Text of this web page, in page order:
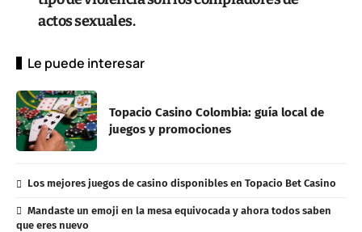
actos sexuales.
Le puede interesar
Topacio Casino Colombia: guía local de
juegos y promociones
Los mejores juegos de casino disponibles en Topacio Bet Casino
Mandaste un emoji en la mesa equivocada y ahora todos saben
que eres nuevo